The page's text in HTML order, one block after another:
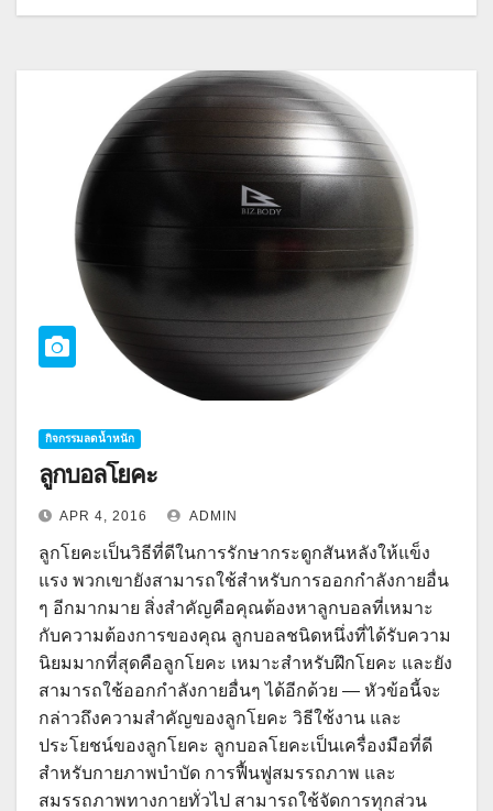
กิจกรรมลดน้ำหนัก
ลูกบอลโยคะ
APR 4, 2016 ADMIN
ลูกโยคะเป็นวิธีที่ดีในการรักษากระดูกสันหลังให้แข็ง
แรง พวกเขายังสามารถใช้สำหรับการออกกำลังกายอื่น
ๆ อีกมากมาย สิ่งสำคัญคือคุณต้องหาลูกบอลที่เหมาะ
กับความต้องการของคุณ ลูกบอลชนิดหนึ่งที่ได้รับความ
นิยมมากที่สุดคือลูกโยคะ เหมาะสำหรับฝึกโยคะ และยัง
สามารถใช้ออกกำลังกายอื่นๆ ได้อีกด้วย — หัวข้อนี้จะ
กล่าวถึงความสำคัญของลูกโยคะ วิธีใช้งาน และ
ประโยชน์ของลูกโยคะ ลูกบอลโยคะเป็นเครื่องมือที่ดี
สำหรับกายภาพบำบัด การฟื้นฟูสมรรถภาพ และ
สมรรถภาพทางกายทั่วไป สามารถใช้จัดการทุกส่วน